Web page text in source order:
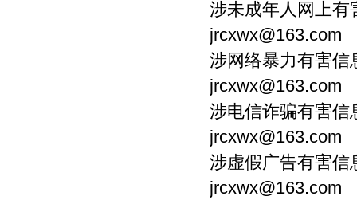
涉未成年人网上有
jrcxwx@163.com
涉网络暴力有害信
jrcxwx@163.com
涉电信诈骗有害信
jrcxwx@163.com
涉虚假广告有害信
jrcxwx@163.com